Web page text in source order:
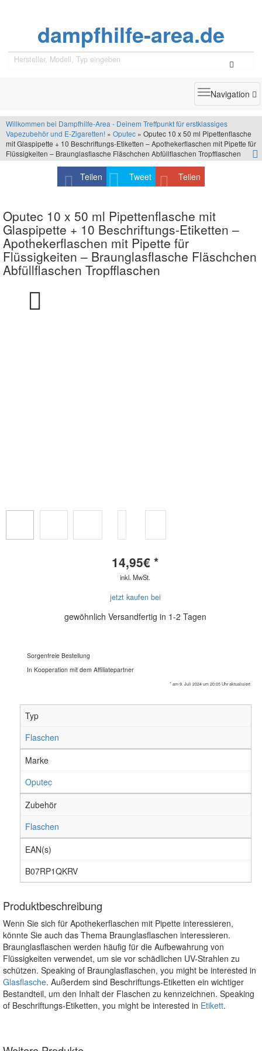
dampfhilfe-area.de
Toggle
Navigation
Willkommen bei Dampfhilfe-Area - Deinem Treffpunkt für erstklassiges
Vapezubehör und E-Zigaretten! » Oputec » Oputec 10 x 50 ml Pipettenflasche
mit Glaspipette + 10 Beschriftungs-Etiketten – Apothekerflaschen mit Pipette für
Flüssigkeiten – Braunglasflasche Fläschchen Abfüllflaschen Tropfflaschen
Teilen Tweet Teilen
Oputec 10 x 50 ml Pipettenflasche mit
Glaspipette + 10 Beschriftungs-Etiketten –
Apothekerflaschen mit Pipette für
Flüssigkeiten – Braunglasflasche Fläschchen
Abfüllflaschen Tropfflaschen
14,95€ *
inkl. MwSt.
jetzt kaufen bei
gewöhnlich Versandfertig in 1-2 Tagen
Sorgenfreie Bestellung
In Kooperation mit dem Affiliatepartner
* am 9. Juli 2024 um 20:05 Uhr aktualisiert
Typ
Flaschen
Marke
Oputec
Zubehör
Flaschen
EAN(s)
B07RP1QKRV
Produktbeschreibung
Wenn Sie sich für Apothekerflaschen mit Pipette interessieren,
könnte Sie auch das Thema Braunglasflaschen interessieren.
Braunglasflaschen werden häufig für die Aufbewahrung von
Flüssigkeiten verwendet, um sie vor schädlichen UV-Strahlen zu
schützen. Speaking of Braunglasflaschen, you might be interested in
Glasflasche. Außerdem sind Beschriftungs-Etiketten ein wichtiger
Bestandteil, um den Inhalt der Flaschen zu kennzeichnen. Speaking
of Beschriftungs-Etiketten, you might be interested in Etikett.